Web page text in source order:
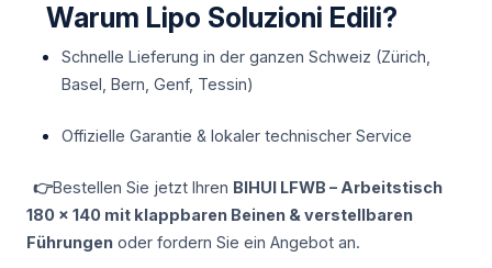
Warum Lipo Soluzioni Edili?
Schnelle Lieferung in der ganzen Schweiz (Zürich,
Basel, Bern, Genf, Tessin)
Offizielle Garantie & lokaler technischer Service
👉Bestellen Sie jetzt Ihren BIHUI LFWB – Arbeitstisch
180 x 140 mit klappbaren Beinen & verstellbaren
Führungen oder fordern Sie ein Angebot an.